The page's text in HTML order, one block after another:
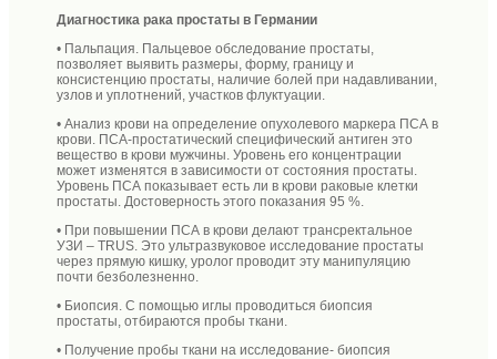
Диагностика рака простаты в Германии
• Пальпация. Пальцевое обследование простаты,
позволяет выявить размеры, форму, границу и
консистенцию простаты, наличие болей при надавливании,
узлов и уплотнений, участков флуктуации.
• Анализ крови на определение опухолевого маркера ПСА в
крови. ПСА-простатический специфический антиген это
вещество в крови мужчины. Уровень его концентрации
может изменятся в зависимости от состояния простаты.
Уровень ПСА показывает есть ли в крови раковые клетки
простаты. Достоверность этого показания 95 %.
• При повышении ПСА в крови делают трансректальное
УЗИ – TRUS. Это ультразвуковое исследование простаты
через прямую кишку, уролог проводит эту манипуляцию
почти безболезненно.
• Биопсия. С помощью иглы проводиться биопсия
простаты, отбираются пробы ткани.
• Получение пробы ткани на исследование- биопсия